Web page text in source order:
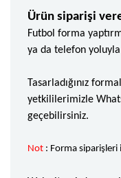
Ürün siparişi
Futbol forma
ya da telefon
Tasarladığınız
yetkililerimizle
geçebilirsiniz.
Not : Forma